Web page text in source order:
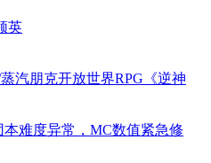
英
汽朋克开放世界RPG《逆神
难度异常，MC数值紧急修